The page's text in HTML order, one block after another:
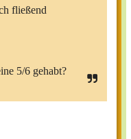
fließend
5/6 gehabt?